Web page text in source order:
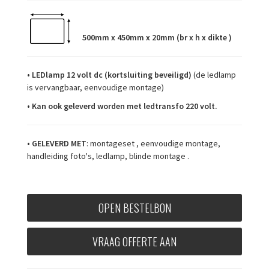
500mm x 450mm x 20mm (br x h x dikte )
• LEDlamp 12 volt dc (kortsluiting beveiligd) (de ledlamp
is vervangbaar, eenvoudige montage)
• Kan ook geleverd worden met ledtransfo 220 volt.
• GELEVERD MET: montageset , eenvoudige montage,
handleiding foto's, ledlamp, blinde montage .
OPEN BESTELBON
VRAAG OFFERTE AAN